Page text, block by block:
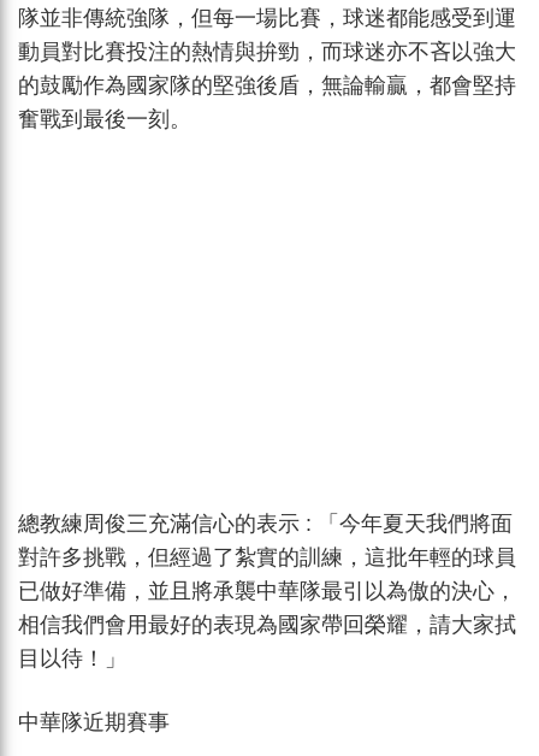
隊並非傳統強隊，但每一場比賽，球迷都能感受到運
動員對比賽投注的熱情與拚勁，而球迷亦不吝以強大
的鼓勵作為國家隊的堅強後盾，無論輸贏，都會堅持
奮戰到最後一刻。
總教練周俊三充滿信心的表示 : 「今年夏天我們將面
對許多挑戰，但經過了紮實的訓練，這批年輕的球員
已做好準備，並且將承襲中華隊最引以為傲的決心，
相信我們會用最好的表現為國家帶回榮耀，請大家拭
目以待！」
中華隊近期賽事